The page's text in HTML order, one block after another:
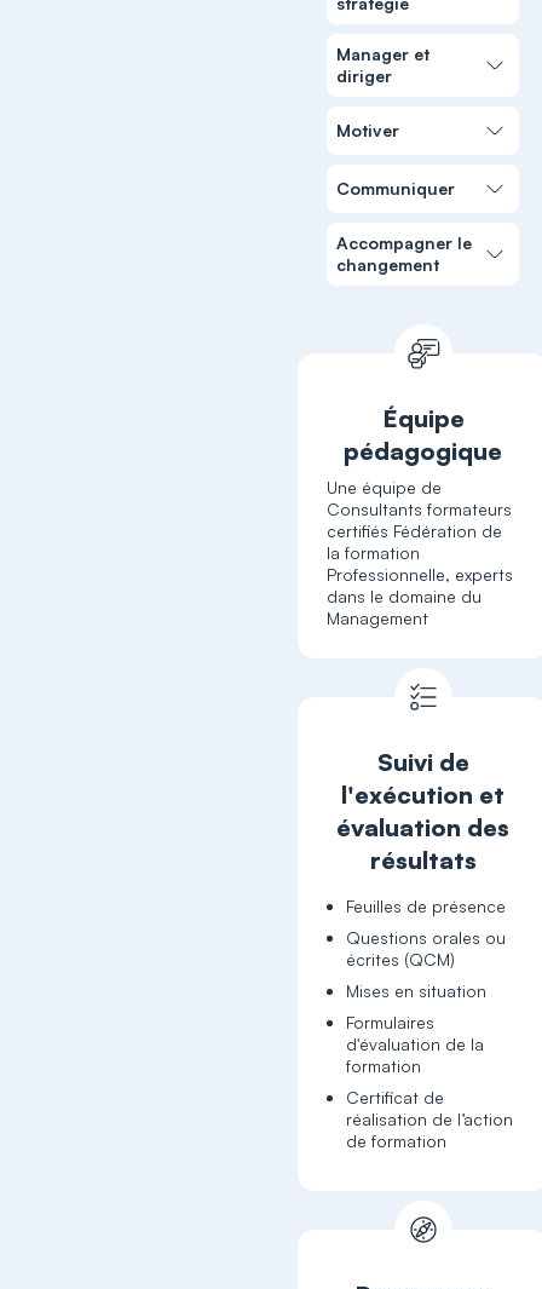
Manager et
diriger
Motiver
Communiquer
Accompagner le
changement
Équipe
pédagogique
Une équipe de
Consultants formateurs
certifiés Fédération de
la formation
Professionnelle, experts
dans le domaine du
Management
Suivi de
l'exécution et
évaluation des
résultats
Feuilles de présence
Questions orales ou
écrites (QCM)
Mises en situation
Formulaires
d'évaluation de la
formation
Certificat de
réalisation de l’action
de formation